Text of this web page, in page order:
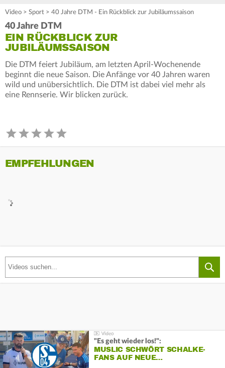
Video > Sport > 40 Jahre DTM - Ein Rückblick zur Jubiläumssaison
40 Jahre DTM
EIN RÜCKBLICK ZUR
JUBILÄUMSSAISON
Die DTM feiert Jubiläum, am letzten April-Wochenende
beginnt die neue Saison. Die Anfänge vor 40 Jahren waren
wild und unübersichtlich. Die DTM ist dabei viel mehr als
eine Rennserie. Wir blicken zurück.
EMPFEHLUNGEN
"Es geht wieder los!":
MUSLIC SCHWÖRT SCHALKE-
FANS AUF NEUE…